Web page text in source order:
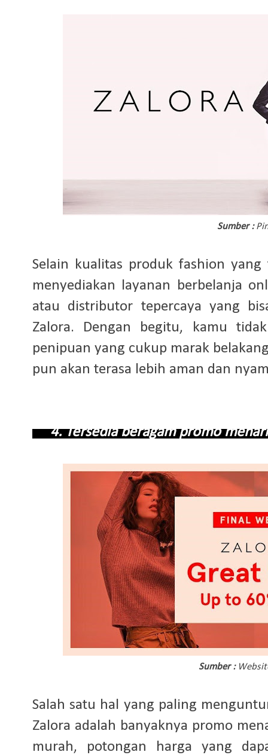
Sumber :
Selain kualitas produk fashion
menyediakan layanan berbelanja
atau distributor tepercaya yang
Zalora. Dengan begitu, kamu
penipuan yang cukup marak
pun akan terasa lebih aman dan
4. Tersedia beragam promo
Sumber :
Salah satu hal yang paling
Zalora adalah banyaknya promo
murah, potongan harga yang